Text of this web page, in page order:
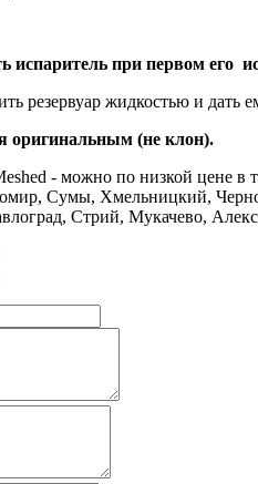
испаритель при первом его
резервуар жидкостью и дать
оригинальным (не клон).
- можно по низкой цене
Сумы, Хмельницкий,
Стрий, Мукачево,